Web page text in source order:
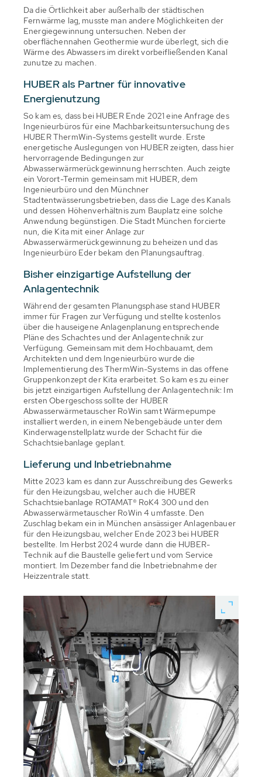
Da die Örtlichkeit aber außerhalb der städtischen
Fernwärme lag, musste man andere Möglichkeiten der
Energiegewinnung untersuchen. Neben der
oberflächennahen Geothermie wurde überlegt, sich die
Wärme des Abwassers im direkt vorbeifließenden Kanal
zunutze zu machen.
HUBER als Partner für innovative
Energienutzung
So kam es, dass bei HUBER Ende 2021 eine Anfrage des
Ingenieurbüros für eine Machbarkeitsuntersuchung des
HUBER ThermWin-Systems gestellt wurde. Erste
energetische Auslegungen von HUBER zeigten, dass hier
hervorragende Bedingungen zur
Abwasserwärmerückgewinnung herrschten. Auch zeigte
ein Vorort-Termin gemeinsam mit HUBER, dem
Ingenieurbüro und den Münchner
Stadtentwässerungsbetrieben, dass die Lage des Kanals
und dessen Höhenverhältnis zum Bauplatz eine solche
Anwendung begünstigen. Die Stadt München forcierte
nun, die Kita mit einer Anlage zur
Abwasserwärmerückgewinnung zu beheizen und das
Ingenieurbüro Eder bekam den Planungsauftrag.
Bisher einzigartige Aufstellung der
Anlagentechnik
Während der gesamten Planungsphase stand HUBER
immer für Fragen zur Verfügung und stellte kostenlos
über die hauseigene Anlagenplanung entsprechende
Pläne des Schachtes und der Anlagentechnik zur
Verfügung. Gemeinsam mit dem Hochbauamt, dem
Architekten und dem Ingenieurbüro wurde die
Implementierung des ThermWin-Systems in das offene
Gruppenkonzept der Kita erarbeitet. So kam es zu einer
bis jetzt einzigartigen Aufstellung der Anlagentechnik: Im
ersten Obergeschoss sollte der HUBER
Abwasserwärmetauscher RoWin samt Wärmepumpe
installiert werden, in einem Nebengebäude unter dem
Kinderwagenstellplatz wurde der Schacht für die
Schachtsiebanlage geplant.
Lieferung und Inbetriebnahme
Mitte 2023 kam es dann zur Ausschreibung des Gewerks
für den Heizungsbau, welcher auch die HUBER
Schachtsiebanlage ROTAMAT® RoK4 300 und den
Abwasserwärmetauscher RoWin 4 umfasste. Den
Zuschlag bekam ein in München ansässiger Anlagenbauer
für den Heizungsbau, welcher Ende 2023 bei HUBER
bestellte. Im Herbst 2024 wurde dann die HUBER-
Technik auf die Baustelle geliefert und vom Service
montiert. Im Dezember fand die Inbetriebnahme der
Heizzentrale statt.